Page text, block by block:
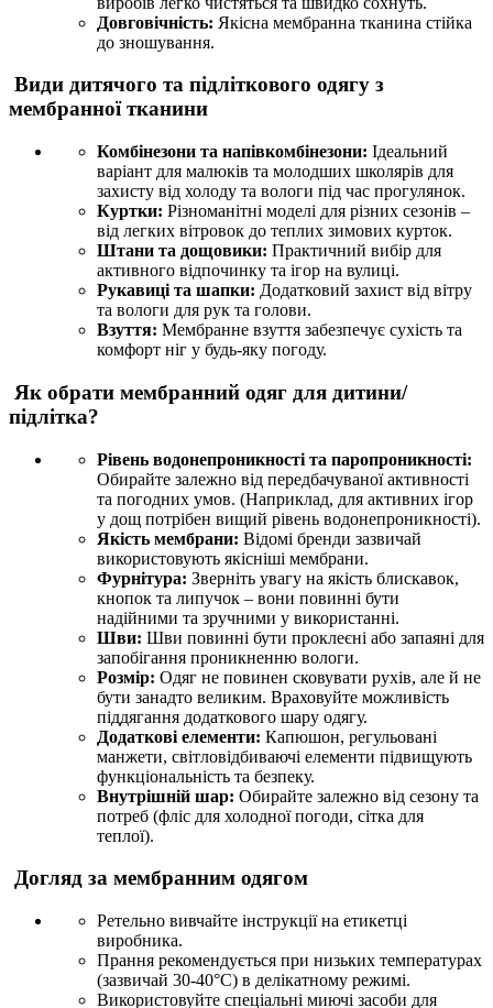
Довговічність: Якісна мембранна тканина стійка
до зношування.
Види дитячого та підліткового одягу з
мембранної тканини
Комбінезони та напівкомбінезони: Ідеальний
варіант для малюків та молодших школярів для
захисту від холоду та вологи під час прогулянок.
Куртки: Різноманітні моделі для різних сезонів –
від легких вітровок до теплих зимових курток.
Штани та дощовики: Практичний вибір для
активного відпочинку та ігор на вулиці.
Рукавиці та шапки: Додатковий захист від вітру
та вологи для рук та голови.
Взуття: Мембранне взуття забезпечує сухість та
комфорт ніг у будь-яку погоду.
Як обрати мембранний одяг для дитини/
підлітка?
Рівень водонепроникності та паропроникності:
Обирайте залежно від передбачуваної активності
та погодних умов. (Наприклад, для активних ігор
у дощ потрібен вищий рівень водонепроникності).
Якість мембрани: Відомі бренди зазвичай
використовують якісніші мембрани.
Фурнітура: Зверніть увагу на якість блискавок,
кнопок та липучок – вони повинні бути
надійними та зручними у використанні.
Шви: Шви повинні бути проклеєні або запаяні для
запобігання проникненню вологи.
Розмір: Одяг не повинен сковувати рухів, але й не
бути занадто великим. Враховуйте можливість
піддягання додаткового шару одягу.
Додаткові елементи: Капюшон, регульовані
манжети, світловідбиваючі елементи підвищують
функціональність та безпеку.
Внутрішній шар: Обирайте залежно від сезону та
потреб (фліс для холодної погоди, сітка для
теплої).
Догляд за мембранним одягом
Ретельно вивчайте інструкції на етикетці
виробника.
Прання рекомендується при низьких температурах
(зазвичай 30-40°C) в делікатному режимі.
Використовуйте спеціальні миючі засоби для